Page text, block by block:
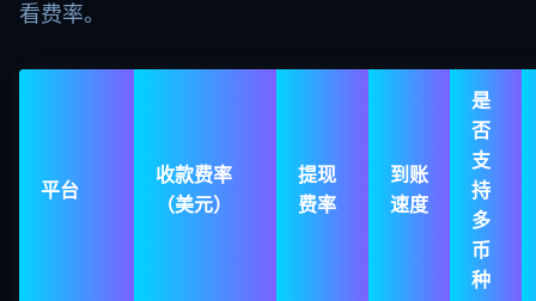
看费率。
平台
收款费率
（美元）
提现
费率
到账
速度
是
否
支
持
多
币
种